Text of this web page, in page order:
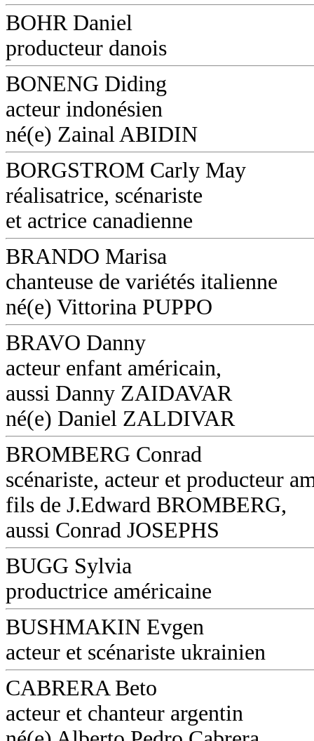
BOHR Daniel
producteur danois
BONENG Diding
acteur indonésien
né(e) Zainal ABIDIN
BORGSTROM Carly May
réalisatrice, scénariste
et actrice canadienne
BRANDO Marisa
chanteuse de variétés italienne
né(e) Vittorina PUPPO
BRAVO Danny
acteur enfant américain,
aussi Danny ZAIDAVAR
né(e) Daniel ZALDIVAR
BROMBERG Conrad
scénariste, acteur et producteur
fils de J.Edward BROMBERG,
aussi Conrad JOSEPHS
BUGG Sylvia
productrice américaine
BUSHMAKIN Evgen
acteur et scénariste ukrainien
CABRERA Beto
acteur et chanteur argentin